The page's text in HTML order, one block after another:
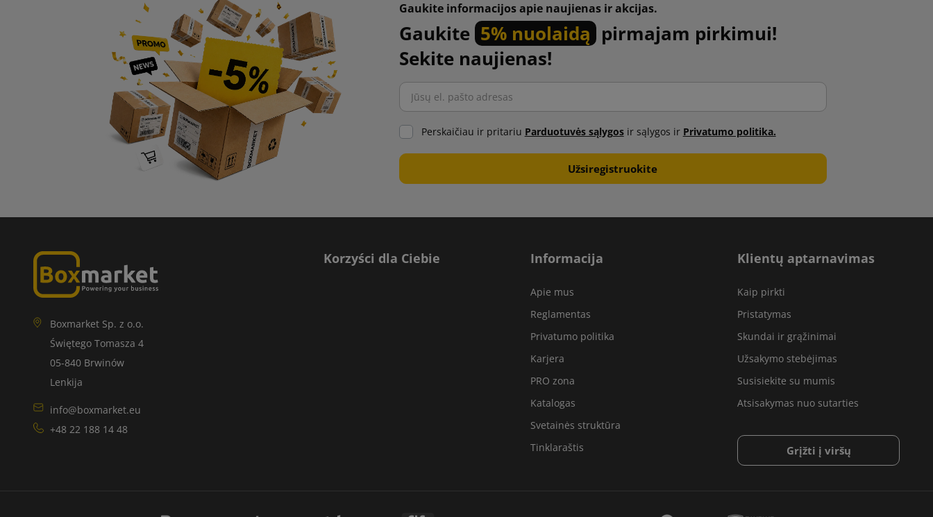
Gaukite informacijos apie naujienas ir akcijas.
Gaukite 5% nuolaidą pirmajam pirkimui!
Sekite naujienas!
Perskaičiau ir pritariu Parduotuvės sąlygosir sąlygos ir Privatumo politika.
Boxmarket Sp. z o.o.
Świętego Tomasza 4
05-840 Brwinów
Lenkija
info@boxmarket.eu
+48 22 188 14 48
Korzyści dla Ciebie Informacija
Apie mus
Reglamentas
Privatumo politika
Karjera
PRO zona
Katalogas
Svetainės struktūra
Tinklaraštis
Klientų aptarnavimas
Kaip pirkti
Pristatymas
Skundai ir grąžinimai
Užsakymo stebėjimas
Susisiekite su mumis
Atsisakymas nuo sutarties
Grįžti į viršų